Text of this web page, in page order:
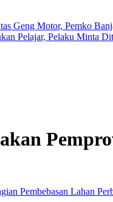
Geng Motor, Pemko
Pelajar, Pelaku Minta